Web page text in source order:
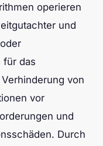
operieren
und
für das
von
vor
und
Durch